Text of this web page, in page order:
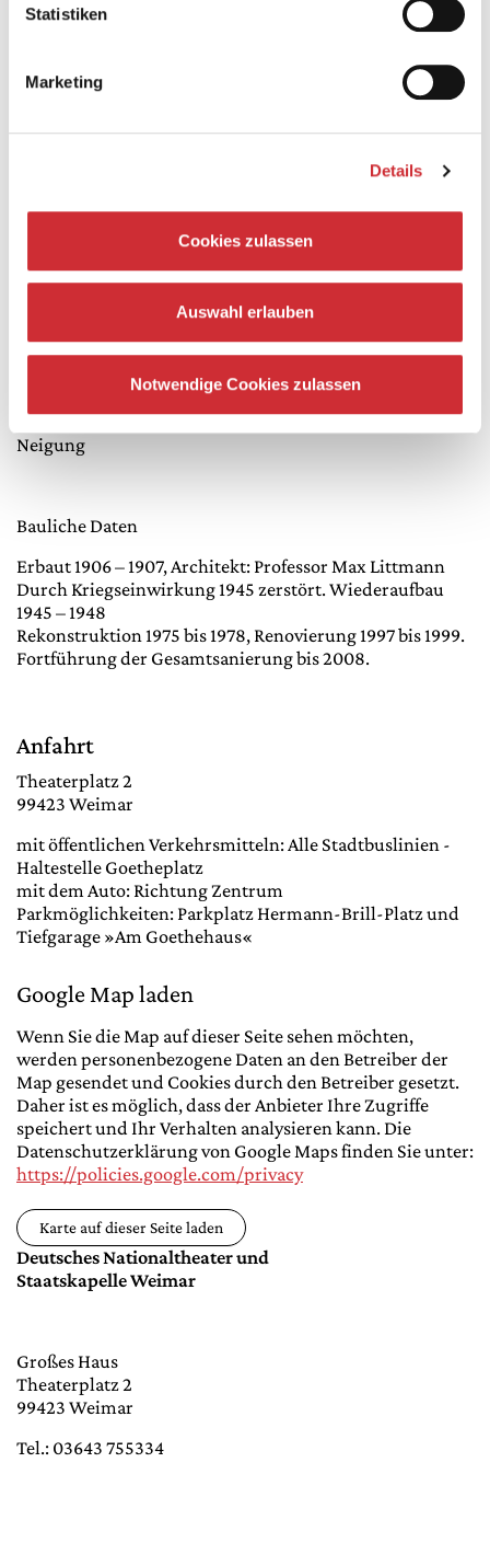
Statistiken
Marketing
Details
Cookies zulassen
Auswahl erlauben
Notwendige Cookies zulassen
Höhe: 1,7 bis 8,7m
Bühnenraum
Bühne: A = 456m2, Breite: 24m, Tiefe: 19m (ab
Schutzvorhang), Höhe: 23,8m bis Unterkante
Vorbühne: A = ca. 70m2, vordere Breite 13,8m, hintere
Breite 11,6m, Tiefe 5,6m
Seitenbühne rechts: A = 200m2, Höhe: 9m
Hinterbühne: A = 140m2, Höhe: 9m
Belegt mit Pitch Pine, schwarz, Stärke 4,5cm, keine
Neigung
Bauliche Daten
Erbaut 1906 – 1907, Architekt: Professor Max Littmann
Durch Kriegseinwirkung 1945 zerstört. Wiederaufbau
1945 – 1948
Rekonstruktion 1975 bis 1978, Renovierung 1997 bis 1999.
Fortführung der Gesamtsanierung bis 2008.
Anfahrt
Theaterplatz 2
99423 Weimar
mit öffentlichen Verkehrsmitteln: Alle Stadtbuslinien -
Haltestelle Goetheplatz
mit dem Auto: Richtung Zentrum
Parkmöglichkeiten: Parkplatz Hermann-Brill-Platz und
Tiefgarage »Am Goethehaus«
Google Map laden
Wenn Sie die Map auf dieser Seite sehen möchten,
werden personenbezogene Daten an den Betreiber der
Map gesendet und Cookies durch den Betreiber gesetzt.
Daher ist es möglich, dass der Anbieter Ihre Zugriffe
speichert und Ihr Verhalten analysieren kann. Die
Datenschutzerklärung von Google Maps finden Sie unter:
https://policies.google.com/privacy
Karte auf dieser Seite laden
Deutsches Nationaltheater und
Staatskapelle Weimar
Großes Haus
Theaterplatz 2
99423 Weimar
Tel.: 03643 755334